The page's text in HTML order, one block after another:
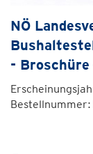
NÖ
-